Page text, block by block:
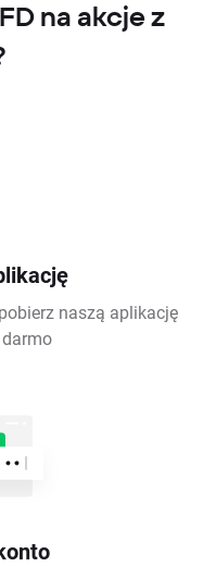
na akcje z
naszą aplikację